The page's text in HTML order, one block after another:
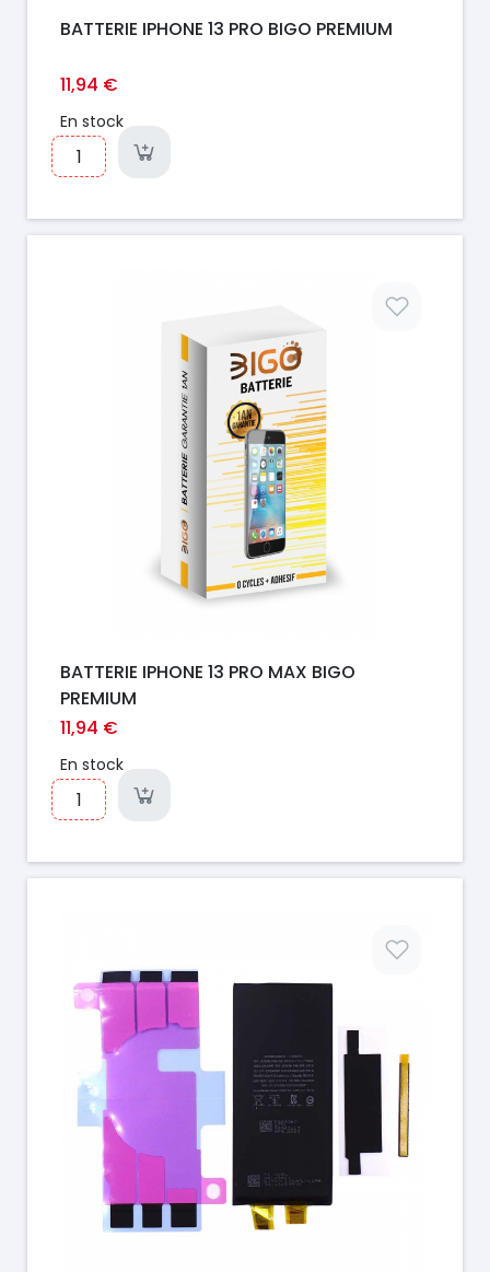
BATTERIE IPHONE 13 PRO BIGO PREMIUM
11,94 €
En stock
BATTERIE IPHONE 13 PRO MAX BIGO
PREMIUM
11,94 €
En stock